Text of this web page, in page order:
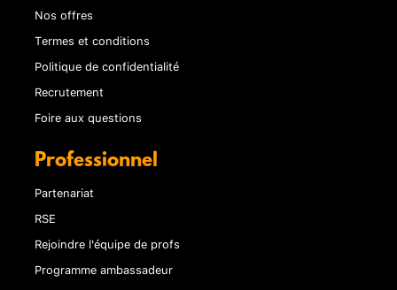
Nos offres
Termes et conditions
Politique de confidentialité
Recrutement
Foire aux questions
Professionnel
Partenariat
RSE
Rejoindre l'équipe de profs
Programme ambassadeur